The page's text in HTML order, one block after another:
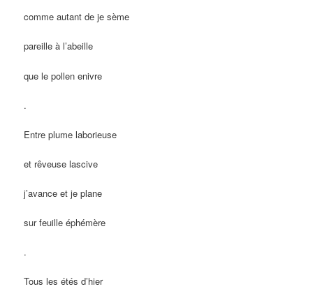
comme autant de je sème
pareille à l’abeille
que le pollen enivre
.
Entre plume laborieuse
et rêveuse lascive
j’avance et je plane
sur feuille éphémère
.
Tous les étés d’hier